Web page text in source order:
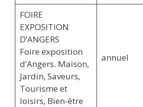
FOIRE
EXPOSITION
D’ANGERS
Foire exposition
d’Angers. Maison,
Jardin, Saveurs,
Tourisme et
loisirs, Bien-être
annuel